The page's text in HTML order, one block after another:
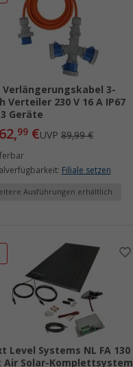
Verlängerungskabel 3-
Verteiler 230 V 16 A IP67
Geräte
62,99 €UVP89,99 €
Filiale setzen
Ausführungen erhältlich
Level Systems NL FA 130
Air Solar-Komplettsystem